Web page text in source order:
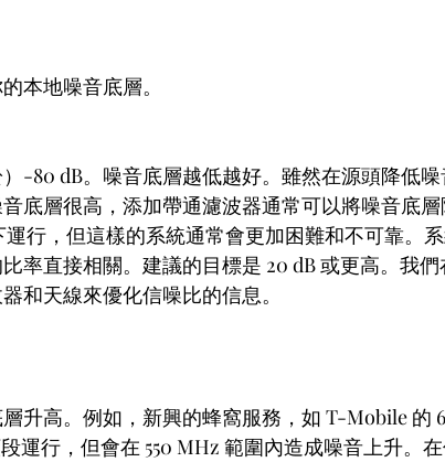
本地噪音底層。
-80 dB。噪音底層越低越好。雖然在源頭降低
底層很高，添加帶通濾波器通常可以將噪音底層
行，但這樣的系統通常會更加困難和不可靠。
率直接相關。建議的目標是 20 dB 或更高。我
和天線來優化信噪比的信息。
升高。例如，新興的蜂窩服務，如 T-Mobile 的
運行，但會在 550 MHz 範圍內造成噪音上升。